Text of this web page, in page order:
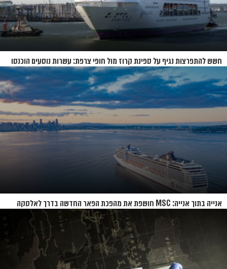
חשש להתפרצות נגיף על ספינת קרוז מול חופי צרפת: עשרות נוסעים הוכנסו
לבידוד
אנייה בתוך אנייה: MSC חושפת את מהפכת הפאר החדשה בדרך לאלסקה